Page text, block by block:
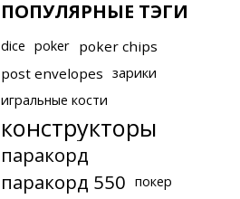
ПОПУЛЯРНЫЕ ТЭГИ
dice poker poker chips
post envelopes зарики
игральные кости
конструкторы
паракорд
паракорд 550 покер